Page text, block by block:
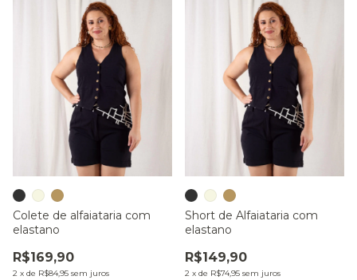
Colete de alfaiataria com
elastano
R$169,90
2 x de R$84,95 sem juros
Short de Alfaiataria com
elastano
R$149,90
2 x de R$74,95 sem juros